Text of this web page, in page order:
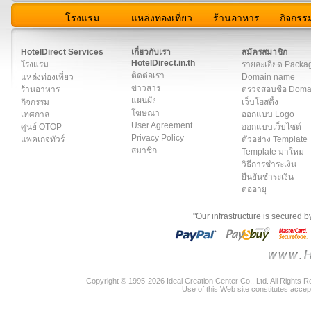
โรงแรม แหล่งท่องเที่ยว ร้านอาหาร กิจกรร
HotelDirect Services
โรงแรม
แหล่งท่องเที่ยว
ร้านอาหาร
กิจกรรม
เทศกาล
ศูนย์ OTOP
แพคเกจทัวร์
เกี่ยวกับเรา
HotelDirect.in.th
ติดต่อเรา
ข่าวสาร
แผนผัง
โฆษณา
User Agreement
Privacy Policy
สมาชิก
สมัครสมาชิก
รายละเอียด
Domain name
ตรวจสอบชื่อ
เว็บโฮสติ้ง
ออกแบบ Logo
ออกแบบเว็บไซต์
ตัวอย่าง Template
Template มาใหม่
วิธีการชำระเงิน
ยืนยันชำระเงิน
ต่ออายุ
"Our infrastructure is secured
Copyright © 1995-2026 Ideal Creation Center Co., Ltd. All Rights
Use of this Web site constitutes